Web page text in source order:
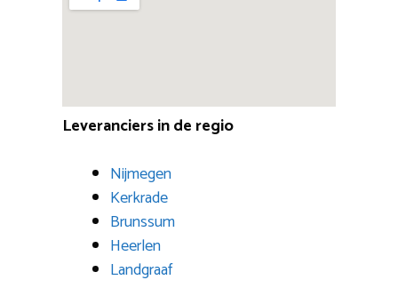
Leveranciers in de regio
Nijmegen
Kerkrade
Brunssum
Heerlen
Landgraaf